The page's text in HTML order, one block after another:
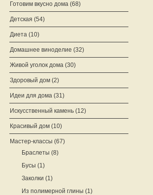
Готовим вкусно дома (68)
Детская (54)
Диета (10)
Домашнее виноделие (32)
Живой уголок дома (30)
Здоровый дом (2)
Идеи для дома (31)
Искусственный камень (12)
Красивый дом (10)
Мастер-классы (67)
Браслеты (8)
Бусы (1)
Заколки (1)
Из полимерной глины (1)